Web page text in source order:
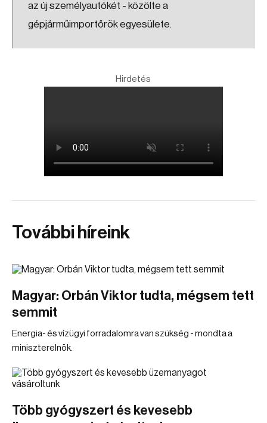
az új személyautókét - közölte a
gépjárműimportőrök egyesülete.
Hirdetés
További híreink
Magyar: Orbán Viktor tudta, mégsem tett
semmit
Energia- és vízügyi forradalomra van szükség - mondta a
miniszterelnök.
Több gyógyszert és kevesebb